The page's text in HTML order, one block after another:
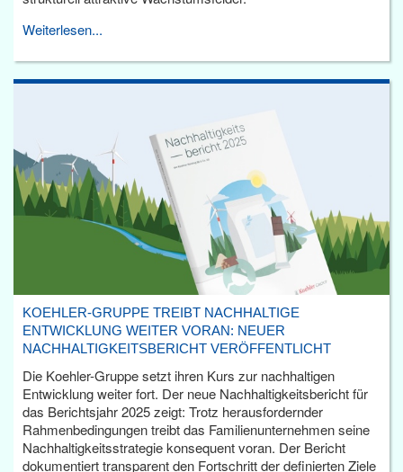
Weiterlesen...
KOEHLER-GRUPPE TREIBT NACHHALTIGE
ENTWICKLUNG WEITER VORAN: NEUER
NACHHALTIGKEITSBERICHT VERÖFFENTLICHT
Die Koehler-Gruppe setzt ihren Kurs zur nachhaltigen
Entwicklung weiter fort. Der neue Nachhaltigkeitsbericht für
das Berichtsjahr 2025 zeigt: Trotz herausfordernder
Rahmenbedingungen treibt das Familienunternehmen seine
Nachhaltigkeitsstrategie konsequent voran. Der Bericht
dokumentiert transparent den Fortschritt der definierten Ziele